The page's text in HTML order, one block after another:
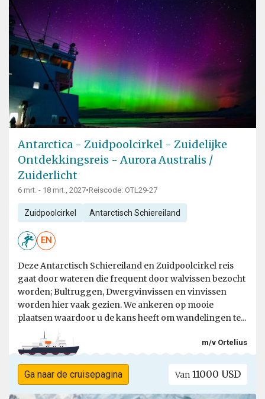
Antarctica - Zuidpoolcirkel - Zuidelijke
Ontdekkingsreis - Aurora Australis /
Zuiderlicht
6 mrt. - 18 mrt., 2027•Reiscode: OTL29-27
Zuidpoolcirkel Antarctisch Schiereiland
EN
Deze Antarctisch Schiereiland en Zuidpoolcirkel reis
gaat door wateren die frequent door walvissen bezocht
worden; Bultruggen, Dwergvinvissen en vinvissen
worden hier vaak gezien. We ankeren op mooie
plaatsen waardoor u de kans heeft om wandelingen te...
m/v Ortelius
Ga naar de cruisepagina Van 11000 USD